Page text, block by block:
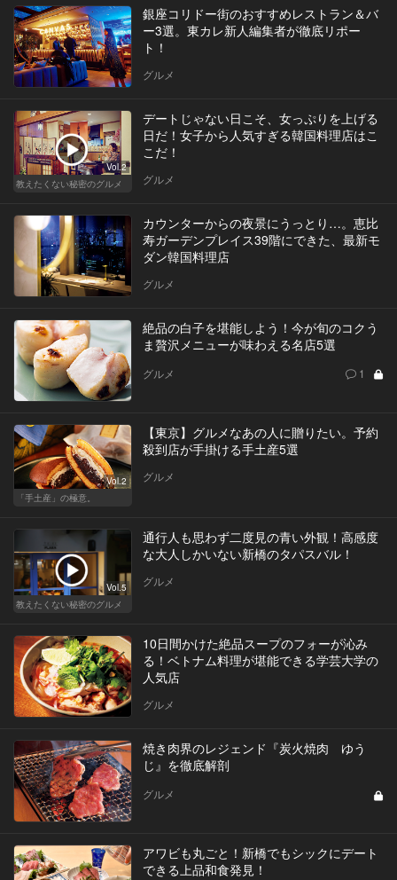
銀座コリドー街のおすすめレストラン＆バ
ー3選。東カレ新人編集者が徹底リポー
ト！
グルメ
Vol.2
教えたくない秘密のグルメ
デートじゃない日こそ、女っぷりを上げる
日だ！女子から人気すぎる韓国料理店はこ
こだ！
グルメ
カウンターからの夜景にうっとり…。恵比
寿ガーデンプレイス39階にできた、最新モ
ダン韓国料理店
グルメ
絶品の白子を堪能しよう！今が旬のコクう
ま贅沢メニューが味わえる名店5選
グルメ 1
Vol.2
「手土産」の極意。
【東京】グルメなあの人に贈りたい。予約
殺到店が手掛ける手土産5選
グルメ
Vol.5
教えたくない秘密のグルメ
通行人も思わず二度見の青い外観！高感度
な大人しかいない新橋のタパスバル！
グルメ
10日間かけた絶品スープのフォーが沁み
る！ベトナム料理が堪能できる学芸大学の
人気店
グルメ
焼き肉界のレジェンド『炭火焼肉 ゆう
じ』を徹底解剖
グルメ
アワビも丸ごと！新橋でもシックにデート
できる上品和食発見！